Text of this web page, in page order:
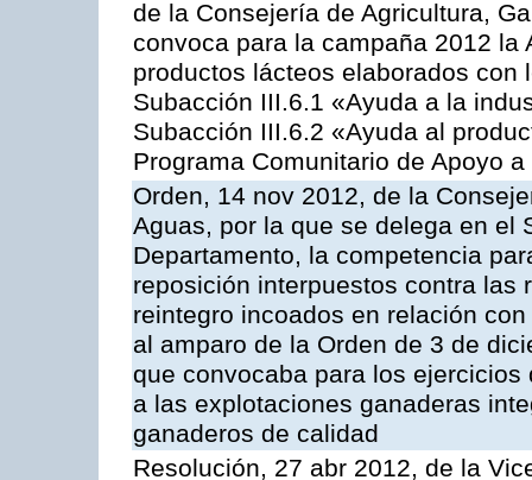
de la Consejería de Agricultura,
convoca para la campaña 2012
productos lácteos elaborados
Subacción III.6.1 «Ayuda a la
Subacción III.6.2 «Ayuda al
Programa Comunitario de Apoyo
Orden, 14 nov 2012, de la
Aguas, por la que se delega en el
Departamento, la competencia
reposición interpuestos contra las
reintegro incoados en relación
al amparo de la Orden de 3 de
que convocaba para los
a las explotaciones ganaderas
ganaderos de calidad
Resolución, 27 abr 2012, de la